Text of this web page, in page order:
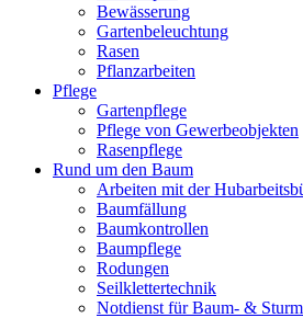
Bewässerung
Gartenbeleuchtung
Rasen
Pflanzarbeiten
Pflege
Gartenpflege
Pflege von Gewerbeobjekten
Rasenpflege
Rund um den Baum
Arbeiten mit der
Baumfällung
Baumkontrollen
Baumpflege
Rodungen
Seilklettertechnik
Notdienst für Baum- &